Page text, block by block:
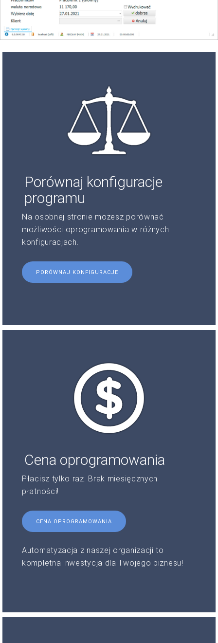
Porównaj konfiguracje
programu
Na osobnej stronie możesz porównać
możliwości oprogramowania w różnych
konfiguracjach.
PORÓWNAJ KONFIGURACJE
Cena oprogramowania
Płacisz tylko raz. Brak miesięcznych
płatności!
CENA OPROGRAMOWANIA
Automatyzacja z naszej organizacji to
kompletna inwestycja dla Twojego biznesu!